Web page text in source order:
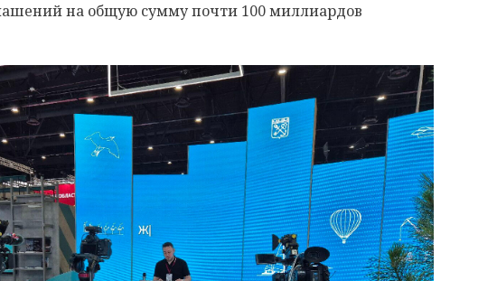
на общую сумму почти 100 миллиардов